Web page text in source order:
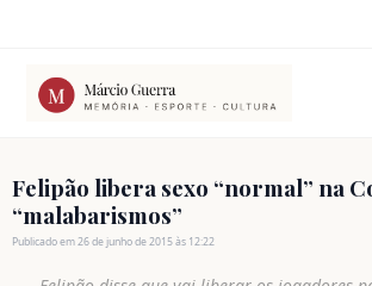
conteúdo
Felipão libera sexo “normal” na
“malabarismos”
Publicado em 26 de junho de 2015 às 12:22